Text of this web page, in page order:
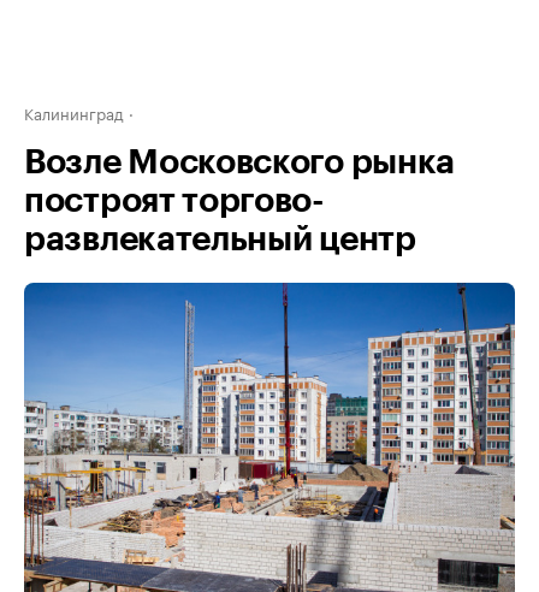
Калининград
Возле Московского рынка
построят торгово-
развлекательный центр